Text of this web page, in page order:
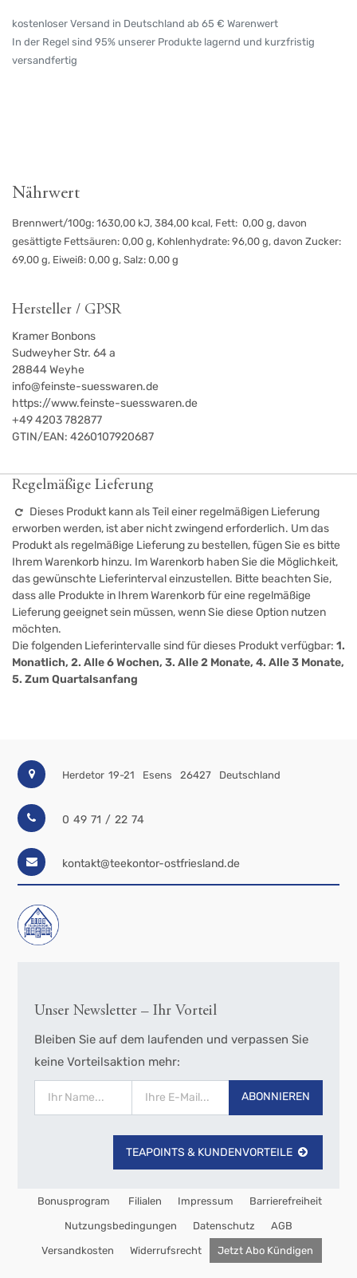
kostenloser Versand in Deutschland ab 65 € Warenwert
In der Regel sind 95% unserer Produkte lagernd und kurzfristig
versandfertig
Nährwert
Brennwert/100g: 1630,00 kJ, 384,00 kcal, Fett: 0,00 g, davon
gesättigte Fettsäuren: 0,00 g, Kohlenhydrate: 96,00 g, davon Zucker:
69,00 g, Eiweiß: 0,00 g, Salz: 0,00 g
Hersteller / GPSR
Kramer Bonbons
Sudweyher Str. 64 a
28844 Weyhe
info@feinste-suesswaren.de
https://www.feinste-suesswaren.de
+49 4203 782877
GTIN/EAN: 4260107920687
Regelmäßige Lieferung
Dieses Produkt kann als Teil einer regelmäßigen Lieferung
erworben werden, ist aber nicht zwingend erforderlich. Um das
Produkt als regelmäßige Lieferung zu bestellen, fügen Sie es bitte
Ihrem Warenkorb hinzu. Im Warenkorb haben Sie die Möglichkeit,
das gewünschte Lieferinterval einzustellen. Bitte beachten Sie,
dass alle Produkte in Ihrem Warenkorb für eine regelmäßige
Lieferung geeignet sein müssen, wenn Sie diese Option nutzen
möchten.
Die folgenden Lieferintervalle sind für dieses Produkt verfügbar: 1.
Monatlich, 2. Alle 6 Wochen, 3. Alle 2 Monate, 4. Alle 3 Monate,
5. Zum Quartalsanfang
Herdetor 19-21 Esens 26427 Deutschland
0 49 71 / 22 74
kontakt@teekontor-ostfriesland.de
Unser Newsletter – Ihr Vorteil
Bleiben Sie auf dem laufenden und verpassen Sie
keine Vorteilsaktion mehr:
ABONNIEREN
TEAPOINTS & KUNDENVORTEILE
Bonusprogram Filialen Impressum Barrierefreiheit
Nutzungsbedingungen Datenschutz AGB
Versandkosten Widerrufsrecht Jetzt Abo Kündigen